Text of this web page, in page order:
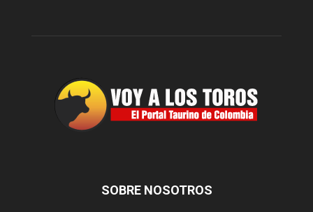
SOBRE NOSOTROS